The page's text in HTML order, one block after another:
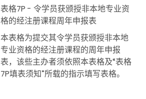
表格7P - 令学员获颁授非本地专业资
格的经注册课程周年申报表
本表格为提交其令学员获颁授非本地
专业资格的经注册课程的周年申报
表，该些主办者须依照本表格及“表格
7P填表须知”所载的指示填写表格。